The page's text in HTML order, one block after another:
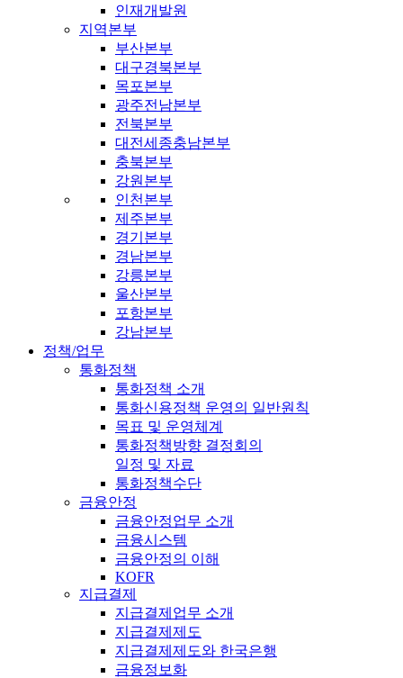
인재개발원
지역본부
부산본부
대구경북본부
목포본부
광주전남본부
전북본부
대전세종충남본부
충북본부
강원본부
인천본부
제주본부
경기본부
경남본부
강릉본부
울산본부
포항본부
강남본부
정책/업무
통화정책
통화정책 소개
통화신용정책 운영의 일반원칙
목표 및 운영체계
통화정책방향 결정회의
일정 및 자료
통화정책수단
금융안정
금융안정업무 소개
금융시스템
금융안정의 이해
KOFR
지급결제
지급결제업무 소개
지급결제제도
지급결제제도와 한국은행
금융정보화